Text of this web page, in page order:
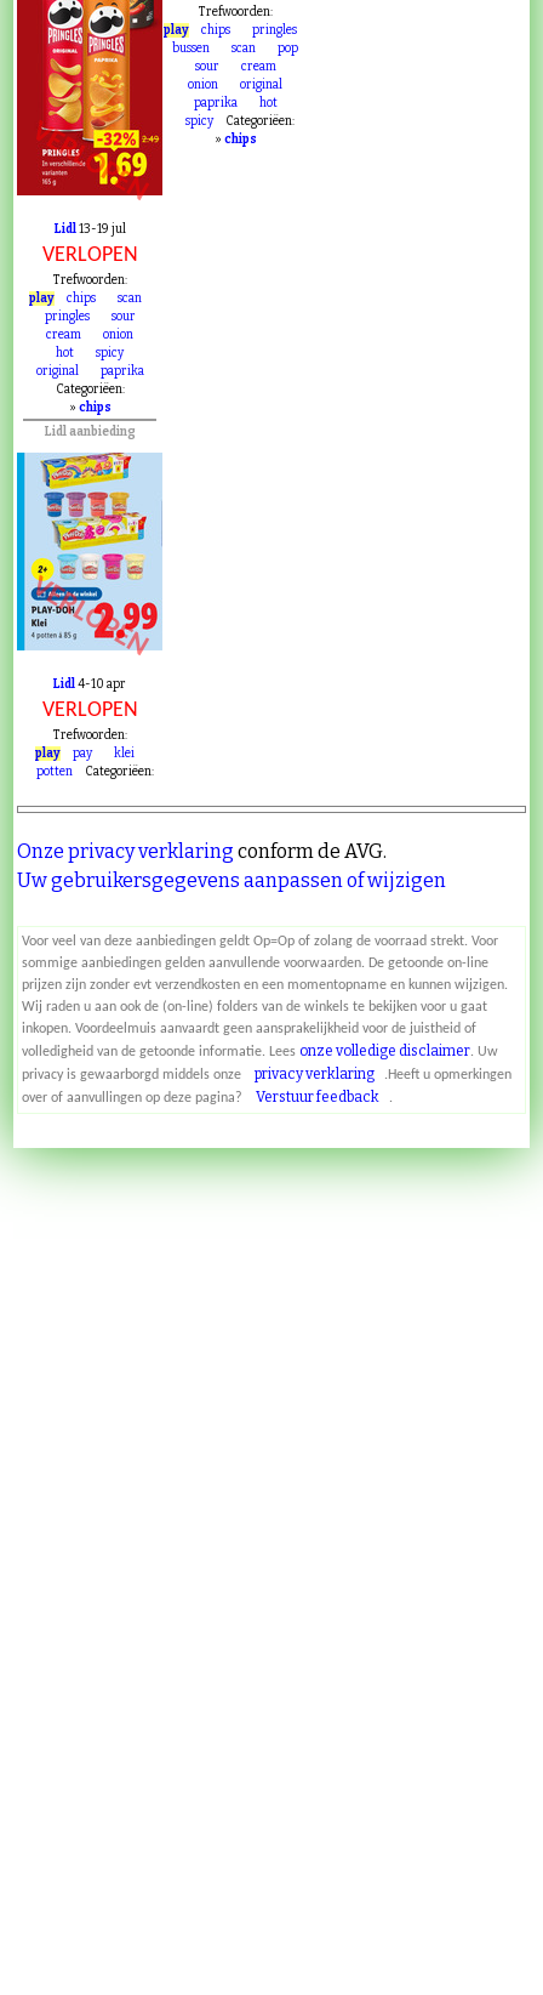
VERLOPEN
Lidl13-19 jul
VERLOPEN
Trefwoorden:
play
chips
scan
pringles
sour
cream
onion
hot
spicy
original
paprika
Categoriëen:
» chips
Trefwoorden:
play
chips
pringles
bussen
scan
pop
sour
cream
onion
original
paprika
hot
spicy
Categoriëen:
» chips
Lidl aanbieding
VERLOPEN
Lidl4-10 apr
VERLOPEN
Trefwoorden:
play
pay
klei
potten
Categoriëen:
Onze privacy verklaring conform de AVG.
Uw gebruikersgegevens aanpassen of wijzigen
Voor veel van deze aanbiedingen geldt Op=Op of zolang de voorraad strekt. Voor
sommige aanbiedingen gelden aanvullende voorwaarden. De getoonde on-line
prijzen zijn zonder evt verzendkosten en een momentopname en kunnen wijzigen.
Wij raden u aan ook de (on-line) folders van de winkels te bekijken voor u gaat
inkopen. Voordeelmuis aanvaardt geen aansprakelijkheid voor de juistheid of
volledigheid van de getoonde informatie. Lees onze volledige disclaimer. Uw
privacy is gewaarborgd middels onze
privacy verklaring
.Heeft u opmerkingen
over of aanvullingen op deze pagina?
Verstuur feedback .